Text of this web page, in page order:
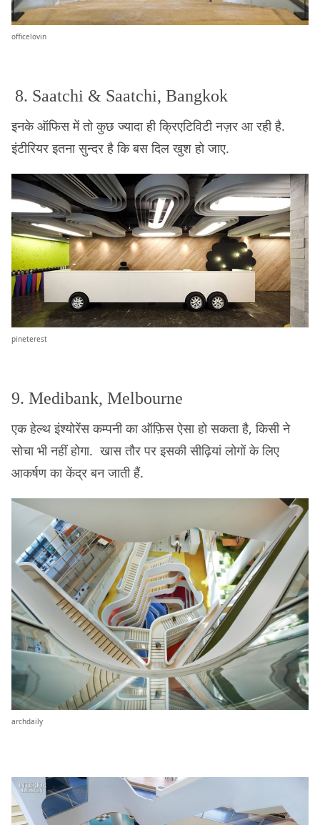
officelovin
8. Saatchi & Saatchi, Bangkok
इनके ऑफिस में तो कुछ ज्यादा ही क्रिएटिविटी नज़र आ रही है.
इंटीरियर इतना सुन्दर है कि बस दिल खुश हो जाए.
pineterest
9. Medibank, Melbourne
एक हेल्थ इंश्योरेंस कम्पनी का ऑफ़िस ऐसा हो सकता है, किसी ने
सोचा भी नहीं होगा. खास तौर पर इसकी सीढ़ियां लोगों के लिए
आकर्षण का केंद्र बन जाती हैं.
archdaily